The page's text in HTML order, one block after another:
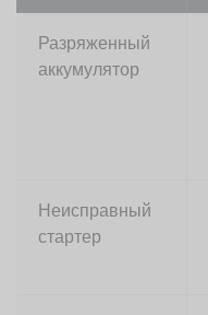
Разряженный
аккумулятор
Неисправный
стартер